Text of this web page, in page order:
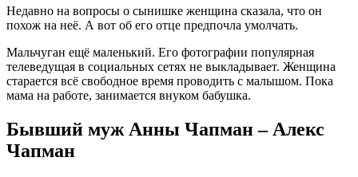
Недавно на вопросы о сынишке женщина сказала, что он
похож на неё. А вот об его отце предпочла умолчать.
Мальчуган ещё маленький. Его фотографии популярная
телеведущая в социальных сетях не выкладывает. Женщина
старается всё свободное время проводить с малышом. Пока
мама на работе, занимается внуком бабушка.
Бывший муж Анны Чапман – Алекс
Чапман